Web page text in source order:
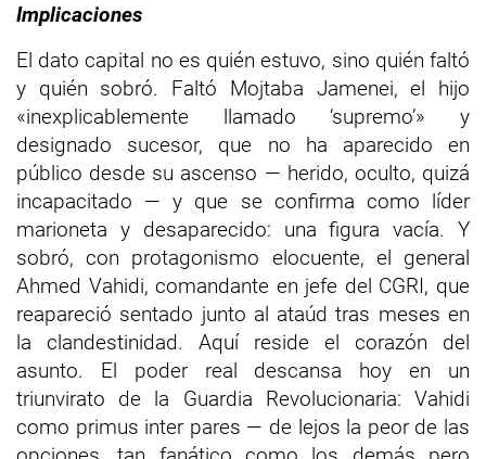
Implicaciones
El dato capital no es quién estuvo, sino quién faltó
y quién sobró. Faltó Mojtaba Jamenei, el hijo
«inexplicablemente llamado ‘supremo’» y
designado sucesor, que no ha aparecido en
público desde su ascenso — herido, oculto, quizá
incapacitado — y que se confirma como líder
marioneta y desaparecido: una figura vacía. Y
sobró, con protagonismo elocuente, el general
Ahmed Vahidi, comandante en jefe del CGRI, que
reapareció sentado junto al ataúd tras meses en
la clandestinidad. Aquí reside el corazón del
asunto. El poder real descansa hoy en un
triunvirato de la Guardia Revolucionaria: Vahidi
como primus inter pares — de lejos la peor de las